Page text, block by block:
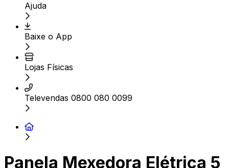
Ajuda
Baixe o App
Lojas Físicas
Televendas 0800 080 0099
Panela Mexedora Elétrica 5